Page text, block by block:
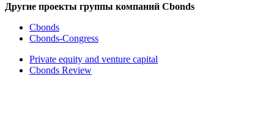
Другие проекты группы компаний Cbonds
Cbonds
Cbonds-Congress
Private equity and venture capital
Cbonds Review